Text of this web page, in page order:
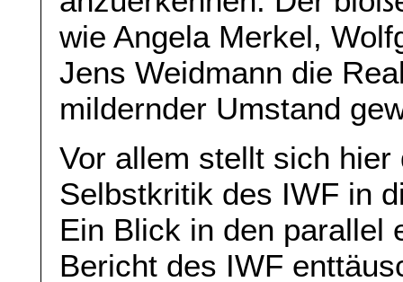
wie Angela Merkel,
Jens Weidmann die
mildernder Umstand
Vor allem stellt sich
Selbstkritik des IWF in
Ein Blick in den parallel
Bericht des IWF